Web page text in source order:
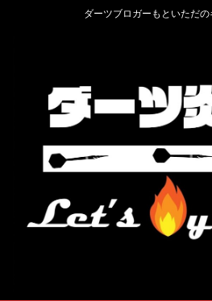
ダーツブロガーもといただ